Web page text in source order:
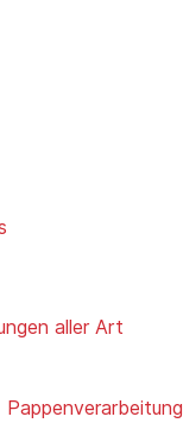
aller Art